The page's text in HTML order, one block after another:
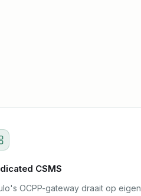
CSMS
OCPP-gateway draait op eigen